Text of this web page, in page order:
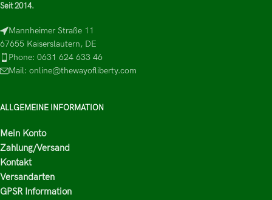
Seit 2014.
Mannheimer Straße 11
67655 Kaiserslautern, DE
Phone: 0631 624 633 46
Mail: online@thewayofliberty.com
ALLGEMEINE INFORMATION
Mein Konto
Zahlung/Versand
Kontakt
Versandarten
GPSR Information